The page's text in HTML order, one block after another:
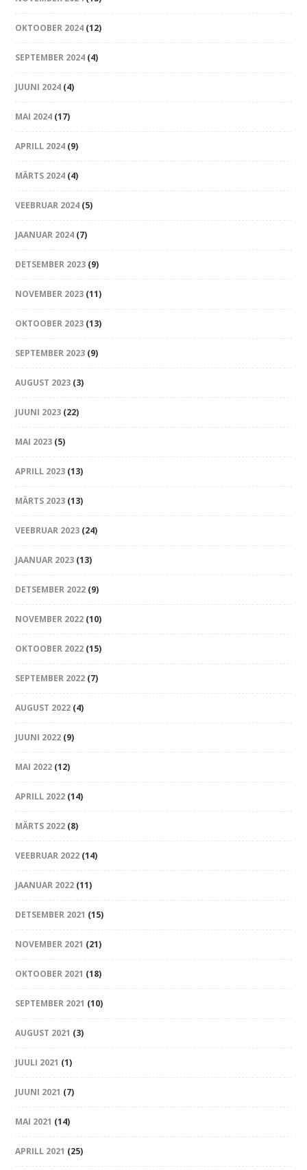
OKTOOBER 2024 (12)
SEPTEMBER 2024 (4)
JUUNI 2024 (4)
MAI 2024 (17)
APRILL 2024 (9)
MÄRTS 2024 (4)
VEEBRUAR 2024 (5)
JAANUAR 2024 (7)
DETSEMBER 2023 (9)
NOVEMBER 2023 (11)
OKTOOBER 2023 (13)
SEPTEMBER 2023 (9)
AUGUST 2023 (3)
JUUNI 2023 (22)
MAI 2023 (5)
APRILL 2023 (13)
MÄRTS 2023 (13)
VEEBRUAR 2023 (24)
JAANUAR 2023 (13)
DETSEMBER 2022 (9)
NOVEMBER 2022 (10)
OKTOOBER 2022 (15)
SEPTEMBER 2022 (7)
AUGUST 2022 (4)
JUUNI 2022 (9)
MAI 2022 (12)
APRILL 2022 (14)
MÄRTS 2022 (8)
VEEBRUAR 2022 (14)
JAANUAR 2022 (11)
DETSEMBER 2021 (15)
NOVEMBER 2021 (21)
OKTOOBER 2021 (18)
SEPTEMBER 2021 (10)
AUGUST 2021 (3)
JUULI 2021 (1)
JUUNI 2021 (7)
MAI 2021 (14)
APRILL 2021 (25)